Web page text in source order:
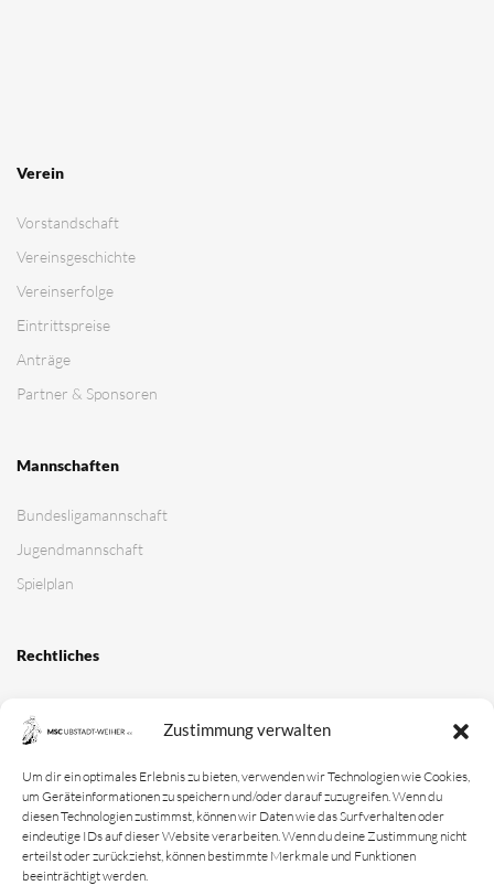
Zustimmung verwalten
Um dir ein optimales Erlebnis zu bieten, verwenden wir Technologien wie Cookies,
um Geräteinformationen zu speichern und/oder darauf zuzugreifen. Wenn du
diesen Technologien zustimmst, können wir Daten wie das Surfverhalten oder
eindeutige IDs auf dieser Website verarbeiten. Wenn du deine Zustimmung nicht
erteilst oder zurückziehst, können bestimmte Merkmale und Funktionen
beeinträchtigt werden.
Verein
Vorstandschaft
Vereinsgeschichte
Vereinserfolge
Eintrittspreise
Anträge
Partner & Sponsoren
Mannschaften
Bundesligamannschaft
Jugendmannschaft
Spielplan
Rechtliches
Impressum
Datenschutz­erklärung
Cookie-Richtlinie
Login